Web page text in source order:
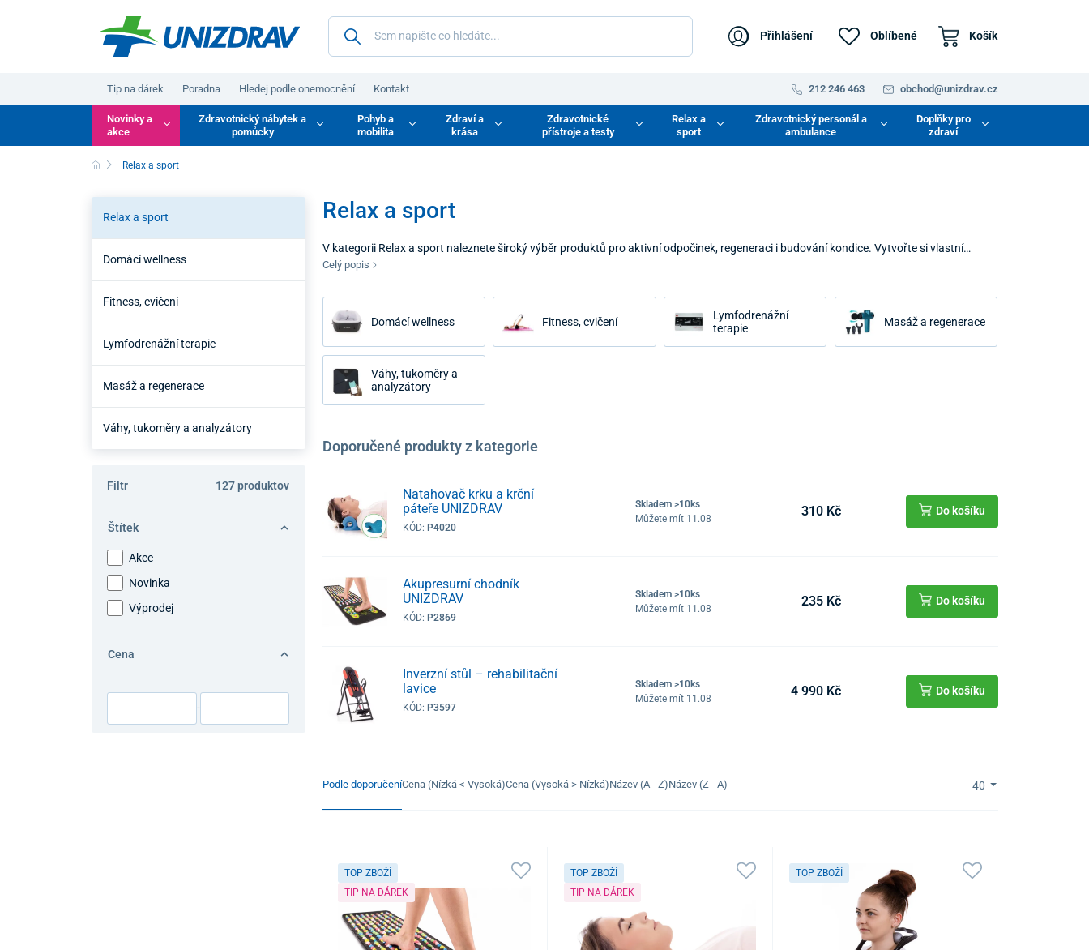
Přihlášení Oblíbené Košík
Tip na dárek Poradna Hledej podle onemocnění Kontakt 212 246 463 obchod@unizdrav.cz
Novinky a
akce
Zdravotnický nábytek a
pomůcky
Pohyb a
mobilita
Zdraví a
krása
Zdravotnické
přístroje a testy
Relax a
sport
Zdravotnický personál a
ambulance
Doplňky pro
zdraví
Relax a sport
Relax a sport
Domácí wellness
Fitness, cvičení
Lymfodrenážní terapie
Masáž a regenerace
Váhy, tukoměry a analyzátory
Filtr 127 produktov
Štítek
Akce
Novinka
Výprodej
Cena
-
Relax a sport
V kategorii Relax a sport naleznete široký výběr produktů pro aktivní odpočinek, regeneraci i budování kondice. Vytvořte si vlastní
wellness zónu nebo domácí fitness prostředí, kde můžete pravidelně cvičit, uvolnit napětí a načerpat novou energii. Objevte řešení, která
Celý popis
Domácí wellness Fitness, cvičení
Lymfodrenážní
terapie
Masáž a regenerace
Váhy, tukoměry a
analyzátory
Doporučené produkty z kategorie
Natahovač krku a krční
páteře UNIZDRAV
KÓD: P4020
Skladem >10ks
Můžete mít 11.08
310 Kč Do košíku
Akupresurní chodník
UNIZDRAV
KÓD: P2869
Skladem >10ks
Můžete mít 11.08
235 Kč Do košíku
Inverzní stůl – rehabilitační
lavice
KÓD: P3597
Skladem >10ks
Můžete mít 11.08
4 990 Kč Do košíku
Podle doporučeníCena (Nízká < Vysoká)Cena (Vysoká > Nízká)Název (A - Z)Název (Z - A) 40
TOP ZBOŽÍ
TIP NA DÁREK
TOP ZBOŽÍ
TIP NA DÁREK
TOP ZBOŽÍ